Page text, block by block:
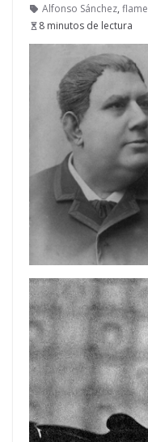
Alfonso Sánchez,
8 minutos de lectura